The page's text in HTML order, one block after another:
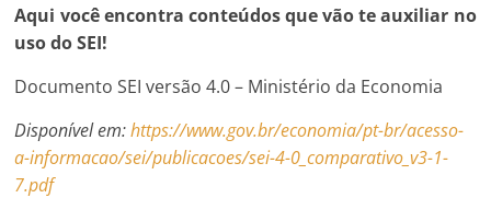
Aqui você encontra conteúdos que vão te auxiliar no
uso do SEI!
Documento SEI versão 4.0 – Ministério da Economia
Disponível em:https://www.gov.br/economia/pt-br/acesso-
a-informacao/sei/publicacoes/sei-4-0_comparativo_v3-1-
7.pdf